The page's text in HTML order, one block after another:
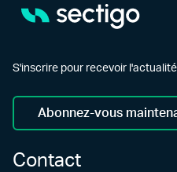
S'inscrire pour recevoir
Abonnez-vous
Contact